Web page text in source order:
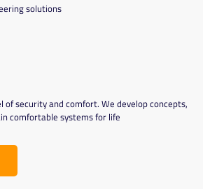
of security and comfort. We develop concepts,
comfortable systems for life
solutions